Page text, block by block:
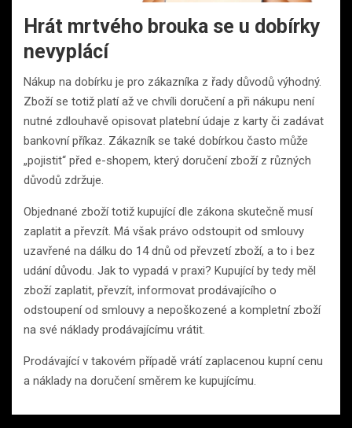
Hrát mrtvého brouka se u dobírky
nevyplácí
Nákup na dobírku je pro zákazníka z řady důvodů výhodný.
Zboží se totiž platí až ve chvíli doručení a při nákupu není
nutné zdlouhavě opisovat platební údaje z karty či zadávat
bankovní příkaz. Zákazník se také dobírkou často může
„pojistit“ před e-shopem, který doručení zboží z různých
důvodů zdržuje.
Objednané zboží totiž kupující dle zákona skutečně musí
zaplatit a převzít. Má však právo odstoupit od smlouvy
uzavřené na dálku do 14 dnů od převzetí zboží, a to i bez
udání důvodu. Jak to vypadá v praxi? Kupující by tedy měl
zboží zaplatit, převzít, informovat prodávajícího o
odstoupení od smlouvy a nepoškozené a kompletní zboží
na své náklady prodávajícímu vrátit.
Prodávající v takovém případě vrátí zaplacenou kupní cenu
a náklady na doručení směrem ke kupujícímu.